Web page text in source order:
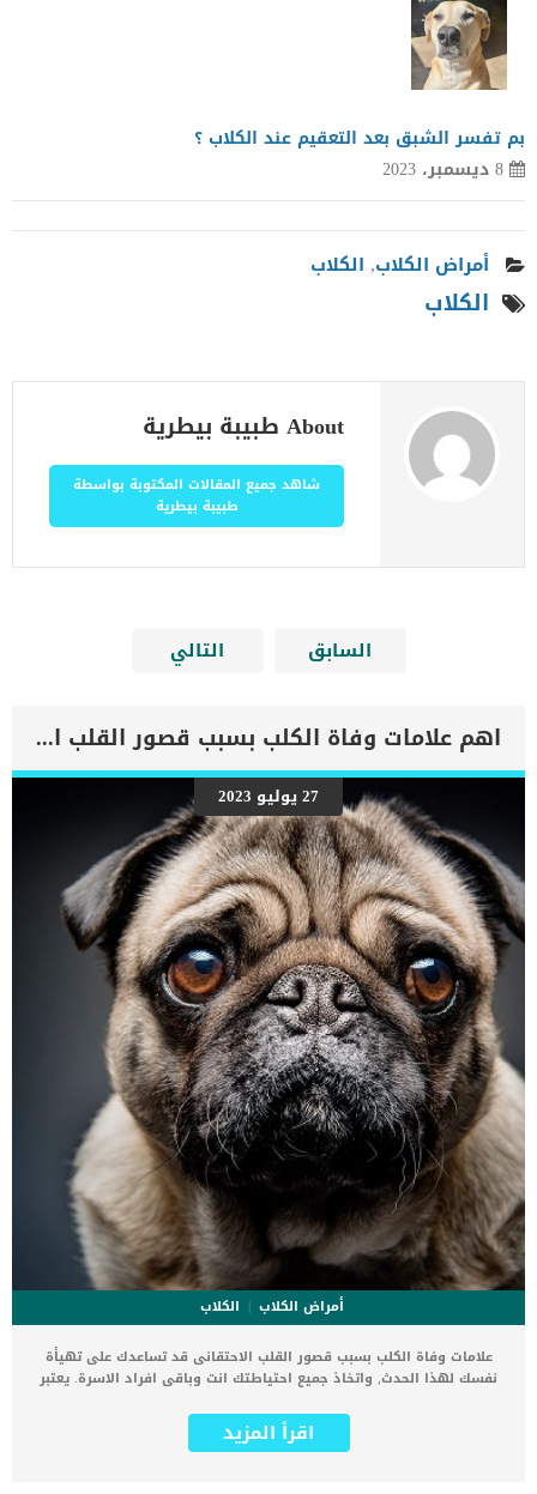
بم تفسر الشبق بعد التعقيم عند الكلاب ؟
8 ديسمبر، 2023
أمراض الكلاب, الكلاب
الكلاب
About طبيبة بيطرية
شاهد جميع المقالات المكتوبة بواسطة
طبيبة بيطرية
السابق التالي
اهم علامات وفاة الكلب بسبب قصور القلب الاحتقانى
27 يوليو 2023
أمراض الكلاب
الكلاب
علامات وفاة الكلب بسبب قصور القلب الاحتقانى قد تساعدك على تهيأة
نفسك لهذا الحدث, واتخاذ جميع احتياطتك انت وباقى افراد الاسرة. يعتبر
يتعرض لها جميع الكائنات الحية بما فى ذلك الكلاب والقطط. كما ان القلب
يعتبر عضوا رئيسيا فى جسم الكلاب, واى قصور به يعتبر قصور فى باقى
اقرأ المزيد